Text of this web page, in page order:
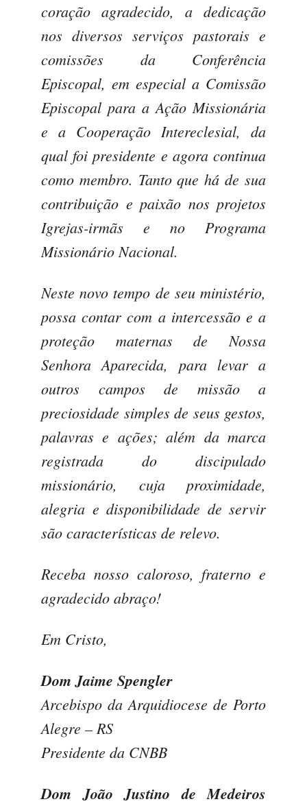
coração agradecido, a dedicação
nos diversos serviços pastorais e
comissões da Conferência
Episcopal, em especial a Comissão
Episcopal para a Ação Missionária
e a Cooperação Intereclesial, da
qual foi presidente e agora continua
como membro. Tanto que há de sua
contribuição e paixão nos projetos
Igrejas-irmãs e no Programa
Missionário Nacional.
Neste novo tempo de seu ministério,
possa contar com a intercessão e a
proteção maternas de Nossa
Senhora Aparecida, para levar a
outros campos de missão a
preciosidade simples de seus gestos,
palavras e ações; além da marca
registrada do discipulado
missionário, cuja proximidade,
alegria e disponibilidade de servir
são características de relevo.
Receba nosso caloroso, fraterno e
agradecido abraço!
Em Cristo,
Dom Jaime Spengler
Arcebispo da Arquidiocese de Porto
Alegre – RS
Presidente da CNBB
Dom João Justino de Medeiros